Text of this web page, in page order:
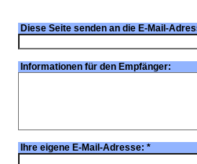
Diese Seite senden an die E-Mail-
Informationen für den Empfänger:
Ihre eigene E-Mail-Adresse: *